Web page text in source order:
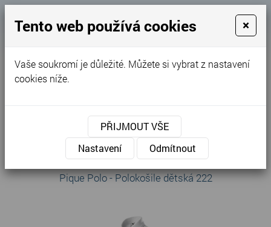
MENU
Polokošile a košile » Dětské
Pique Polo - Polokošile dětská 222
Tento web používá cookies ×
Vaše soukromí je důležité. Můžete si vybrat z nastavení
cookies níže.
PŘIJMOUT VŠE
Nastavení
Odmítnout